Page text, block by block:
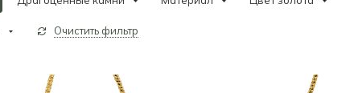
Очистить фильтр